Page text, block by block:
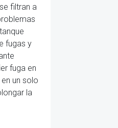
filtran a
fugas y
fuga en
un solo
la